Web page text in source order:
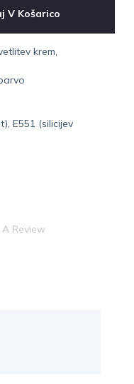
V Košarico
krem,
E551 (silicijev
Review